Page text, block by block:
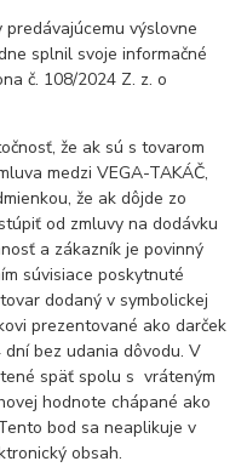
výslovne
splnil svoje informačné
č. 108/2024 Z. z. o
že ak sú s tovarom
medzi VEGA-TAKÁČ,
že ak dôjde zo
od zmluvy na dodávku
a zákazník je povinný
súvisiace poskytnuté
dodaný v symbolickej
prezentované ako darček
bez udania dôvodu. V
späť spolu s vráteným
hodnote chápané ako
bod sa neaplikuje v
obsah.